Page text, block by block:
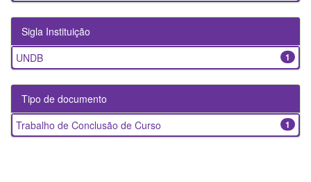
Sigla Instituição
1
UNDB
Tipo de documento
1
Trabalho de Conclusão de Curso